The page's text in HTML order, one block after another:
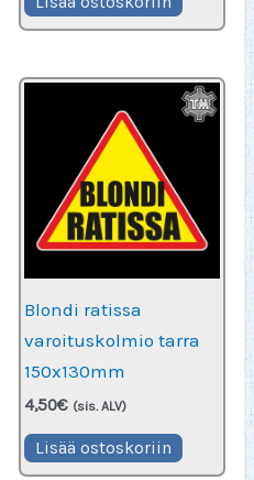
Blondi ratissa
varoituskolmio tarra
150x130mm
4,50€ (sis. ALV)
Lisää ostoskoriin